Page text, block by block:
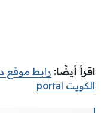
اقرأ أيضًا: رابط موقع
الكويت portal